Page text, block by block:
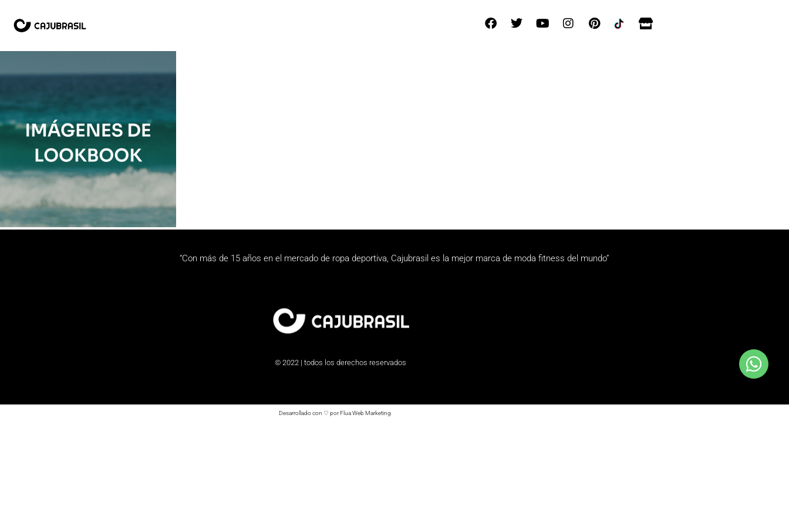
“Con más de 15 años en el mercado de ropa deportiva, Cajubrasil es la mejor marca de moda fitness del mundo”
© 2022 | todos los derechos reservados
Desarrollado con ♡ por Flua Web Marketing